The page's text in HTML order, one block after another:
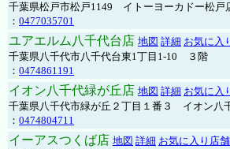
千葉県松戸市松戸1149 イトーヨーカドー松戸
： 0477035701
ユアエルム八千代台店 地図 詳細 お気に入
千葉県八千代市八千代台東1丁目1-10 ３階
： 0474861191
イオン八千代緑が丘店 地図 詳細 お気に入
千葉県八千代市緑が丘２丁目１番３ イオン八
： 0474804711
イーアスつくば店 地図 詳細 お気に入り店